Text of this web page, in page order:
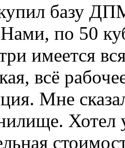
базу
по 50
имеется
всё
Мне
Хотел